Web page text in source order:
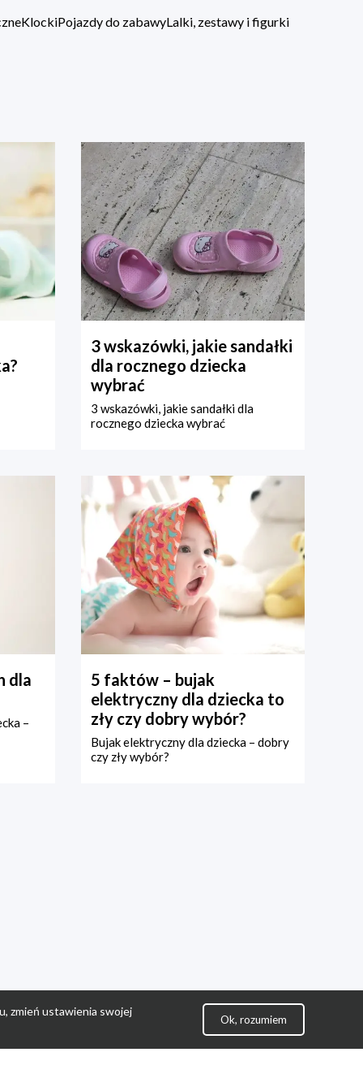
KlockiPojazdy do zabawyLalki, zestawy i figurki
3 wskazówki, jakie sandałki
dla rocznego dziecka
wybrać
3 wskazówki, jakie sandałki dla
rocznego dziecka wybrać
dla
–
5 faktów – bujak
elektryczny dla dziecka to
zły czy dobry wybór?
Bujak elektryczny dla dziecka – dobry
czy zły wybór?
zmień ustawienia swojej
Ok, rozumiem